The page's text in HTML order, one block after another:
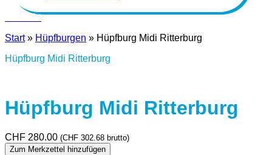
Kontakt
Start» Hüpfburgen » Hüpfburg Midi Ritterburg
Hüpfburg Midi Ritterburg
Hüpfburg Midi Ritterburg
CHF 280.00 (CHF 302.68 brutto)
Zum Merkzettel hinzufügen